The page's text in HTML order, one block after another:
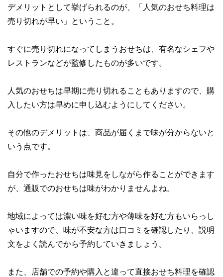
デメリットとして挙げられるのが、
「人気のおせち料理は
売り切れが早い」
ということ。
すぐに売り切れになってしまうおせちは、有名なシェフや
レストランなどが監修したものが多いです。
人気のおせちは早期に売り切れることもありますので、購
入したい方は早めに申し込むように してください。
その他のデメリットは、 商品が届くまで味が分からないと
いう点です。
自分で作ったおせちは味見をしながら作ることができます
が、通販でのおせちは味がわかりませんよね。
地域によっては濃い味を好む方や薄味を好む方もいらっし
ゃいますので、味が不安な方は口コミを確認したり、説明
文をよく読んでから予約していきましょう。
また、店舗での予約や購入と違って直接おせち料理を確認